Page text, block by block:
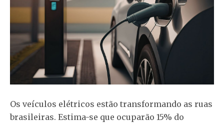
Os veículos elétricos estão transformando as ruas
brasileiras. Estima-se que ocuparão 15% do